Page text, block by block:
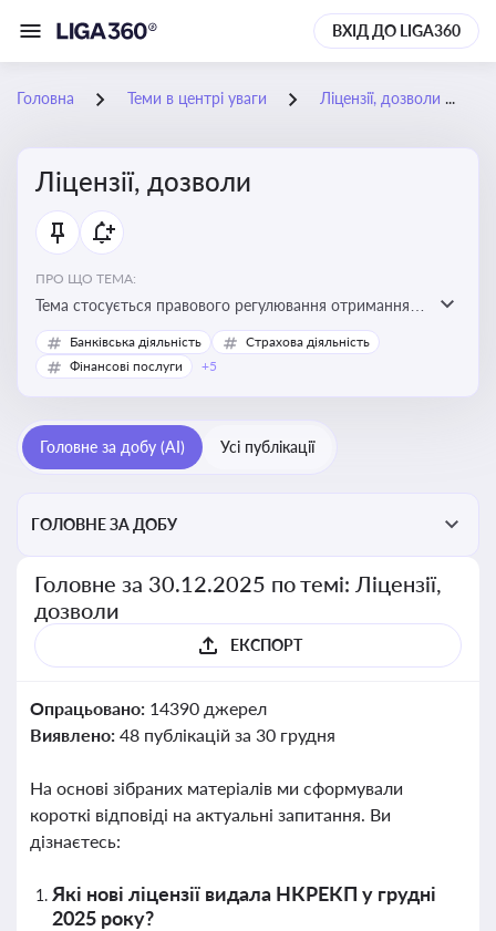
ВХІД ДО LIGA360
Головна Теми в центрі уваги Ліцензії, дозволи
Ліцензії, дозволи
ПРО ЩО ТЕМА:
Тема стосується правового регулювання отримання,
переоформлення, анулювання ліцензій і дозволів,
необхідних для провадження господарської
Банківська діяльність
Страхова діяльність
Фінансові послуги
+5
Головне за добу (AI) Усі публікації
ГОЛОВНЕ ЗА ДОБУ
Головне за 30.12.2025 по темі: Ліцензії,
дозволи
ЕКСПОРТ
Опрацьовано: 14390 джерел
Виявлено: 48 публікацій за 30 грудня
На основі зібраних матеріалів ми сформували
короткі відповіді на актуальні запитання. Ви
дізнаєтесь:
Які нові ліцензії видала НКРЕКП у грудні
2025 року?